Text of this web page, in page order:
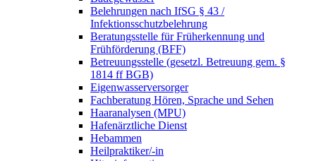
Belehrungen nach IfSG § 43 /
Infektionsschutzbelehrung
Beratungsstelle für Früherkennung und
Frühförderung (BFF)
Betreuungsstelle (gesetzl. Betreuung gem. §
1814 ff BGB)
Eigenwasserversorger
Fachberatung Hören, Sprache und Sehen
Haaranalysen (MPU)
Hafenärztliche Dienst
Hebammen
Heilpraktiker/-in